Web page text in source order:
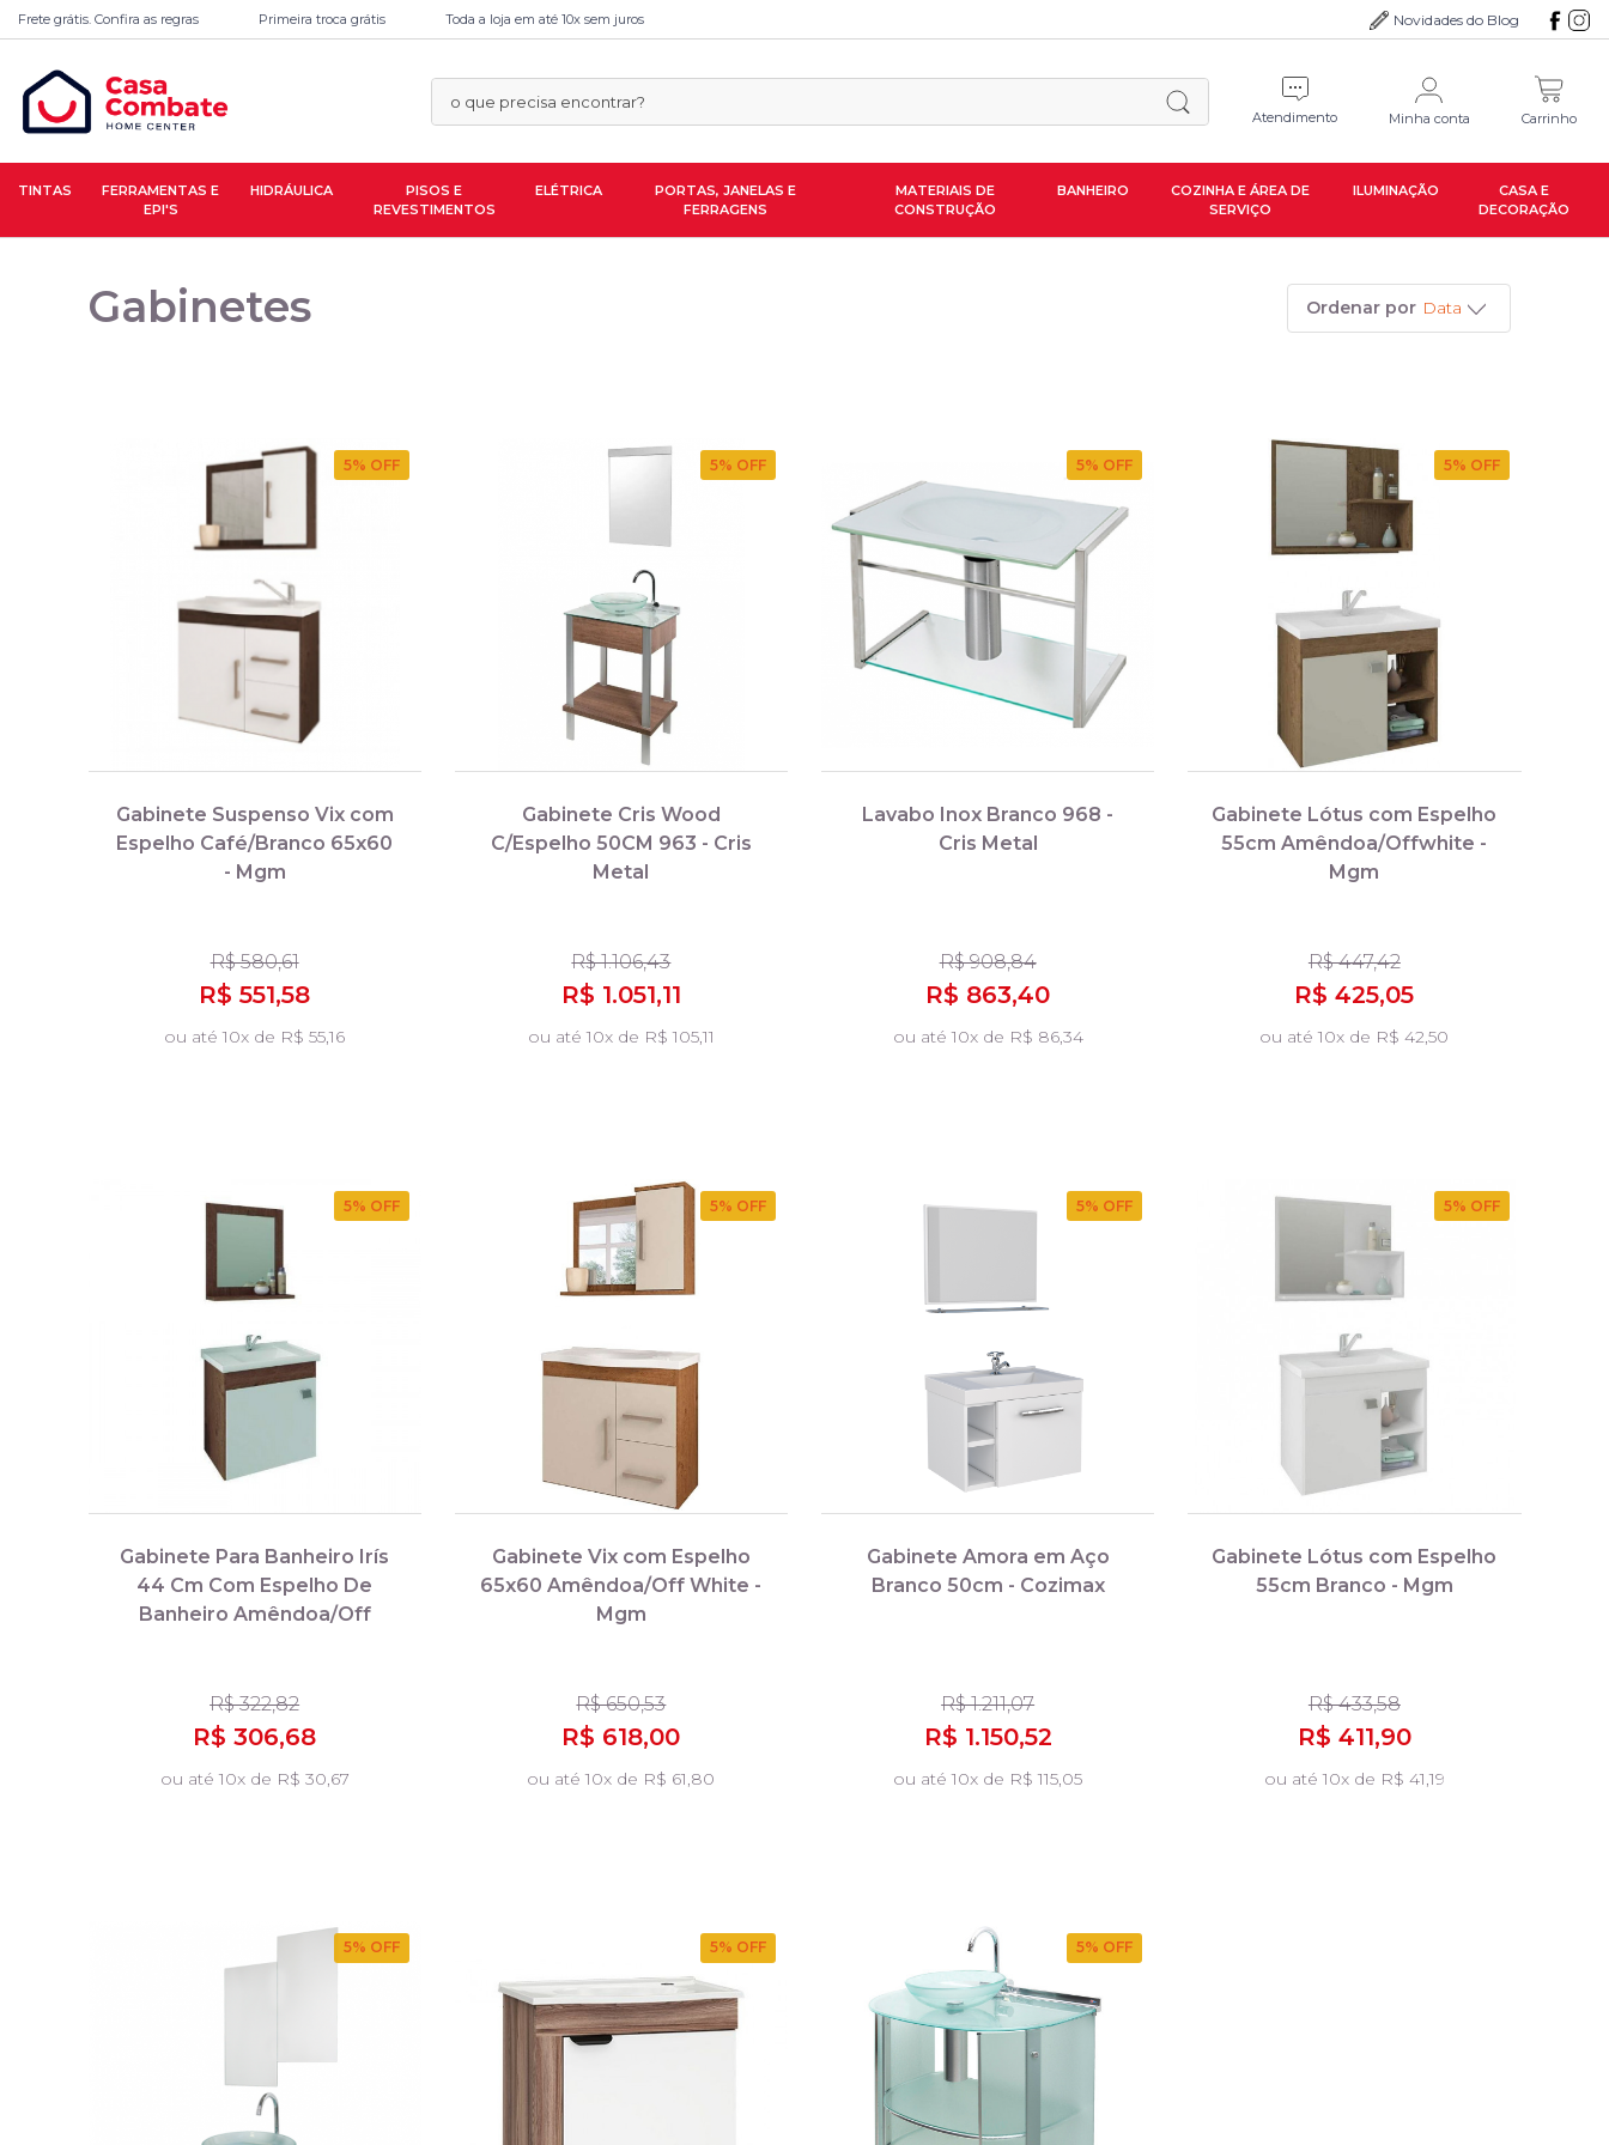
Frete grátis. Confira as regras Primeira troca grátis Toda a loja em até 10x sem juros Novidades do Blog
Atendimento Minha conta Carrinho
TINTAS
FERRAMENTAS E
EPI'S
HIDRÁULICA
PISOS E
REVESTIMENTOS
ELÉTRICA
PORTAS, JANELAS E
FERRAGENS
MATERIAIS DE
CONSTRUÇÃO
BANHEIRO
COZINHA E ÁREA DE
SERVIÇO
ILUMINAÇÃO
CASA E
DECORAÇÃO
Gabinetes Ordenar por Data
5% OFF
Gabinete Suspenso Vix com
Espelho Café/Branco 65x60
- Mgm
R$ 580,61
R$ 551,58
ou até 10x de R$ 55,16
5% OFF
Gabinete Cris Wood
C/Espelho 50CM 963 - Cris
Metal
R$ 1.106,43
R$ 1.051,11
ou até 10x de R$ 105,11
5% OFF
Lavabo Inox Branco 968 -
Cris Metal
R$ 908,84
R$ 863,40
ou até 10x de R$ 86,34
5% OFF 5% OFF
5% OFF
Gabinete Lótus com Espelho
55cm Amêndoa/Offwhite -
Mgm
R$ 447,42
R$ 425,05
ou até 10x de R$ 42,50
5% OFF
Gabinete Para Banheiro Irís
44 Cm Com Espelho De
Banheiro Amêndoa/Off
R$ 322,82
R$ 306,68
ou até 10x de R$ 30,67
5% OFF
5% OFF
Gabinete Vix com Espelho
65x60 Amêndoa/Off White -
Mgm
R$ 650,53
R$ 618,00
ou até 10x de R$ 61,80
5% OFF
Gabinete Amora em Aço
Branco 50cm - Cozimax
R$ 1.211,07
R$ 1.150,52
ou até 10x de R$ 115,05
5% OFF
Gabinete Lótus com Espelho
55cm Branco - Mgm
R$ 433,58
R$ 411,90
ou até 10x de R$ 41,19